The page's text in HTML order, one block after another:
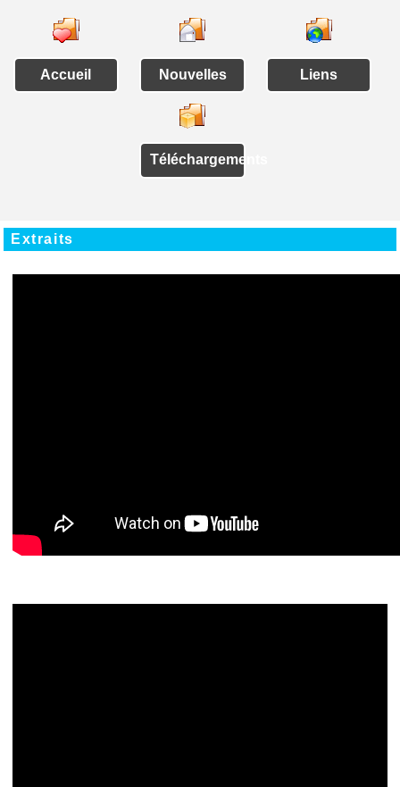
Accueil Nouvelles Liens
Téléchargements
Extraits